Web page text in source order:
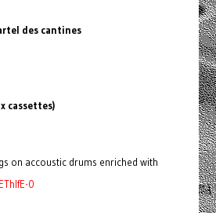
des cantines
cassettes)
on accoustic drums enriched with
0